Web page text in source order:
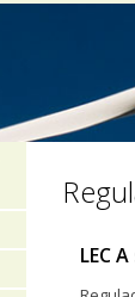
LEC